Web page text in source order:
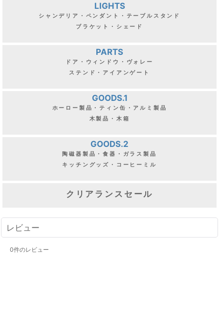
LIGHTS
シャンデリア・ペンダント・テーブルスタンド
ブラケット・シェード
PARTS
ドア・ウィンドウ・ヴォレー
ステンド・アイアンゲート
GOODS.1
ホーロー製品・ティン缶・アルミ製品
木製品・木箱
GOODS.2
陶磁器製品・食器・ガラス製品
キッチングッズ・コーヒーミル
クリアランスセール
レビュー
0件のレビュー